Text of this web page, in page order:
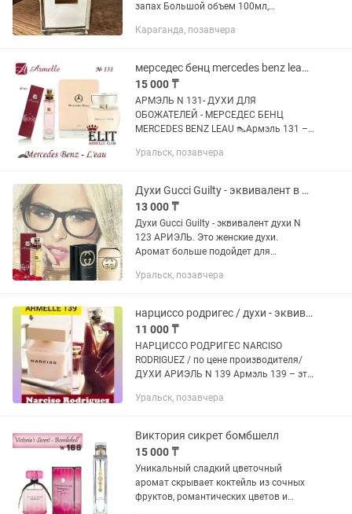
запах Большой объем 100мл,
Одновременно невинный и
абрикосовыми...
Караганда, позавчера
мерседес бенц mercedes benz leau.Духи по цене производителя
15 000 ₸
АРМЭЛЬ N 131- ДУХИ ДЛЯ
ОБОЖАТЕЛЕЙ - МЕРСЕДЕС БЕНЦ
MERCEDES BENZ LEAU 👠Армэль 131 –
чувствующих свое превосходство. 👠
вдохновил...
Уральск, позавчера
Духи Gucci Guilty - эквивалент в духи N 123 Аrmel
13 000 ₸
Духи Gucci Guilty - эквивалент духи N
123 АРИЭЛЬ. Это женские духи.
Аромат больше подойдет для
тусовочный парфюм. Отлично
от 20-25...
Уральск, позавчера
нарциссо родригес / духи - эквивалент нарциссо родригес / narciso rodriguez
11 000 ₸
НАРЦИССО РОДРИГЕС NARCISO
RODRIGUEZ / по цене производителя/
ДУХИ АРИЭЛЬ N 139 Армэль 139 – это
для людей с хорошим парфюмерным
Уральск, позавчера
Виктория сикрет бомбшелл
15 000 ₸
Уникальный сладкий цветочный
аромат скрывает коктейль из сочных
фруктов, романтических цветов и